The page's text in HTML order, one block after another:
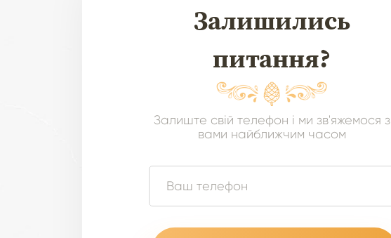
Залишились
питання?
Залиште свій телефон і ми зв'яжемося з
вами найближчим часом